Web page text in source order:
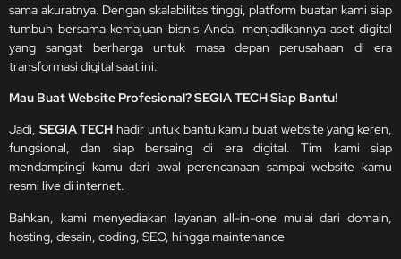
sama akuratnya. Dengan skalabilitas tinggi, platform buatan kami siap
tumbuh bersama kemajuan bisnis Anda, menjadikannya aset digital
yang sangat berharga untuk masa depan perusahaan di era
transformasi digital saat ini.
Mau Buat Website Profesional? SEGIA TECH Siap Bantu!
Jadi, SEGIA TECH hadir untuk bantu kamu buat website yang keren,
fungsional, dan siap bersaing di era digital. Tim kami siap
mendampingi kamu dari awal perencanaan sampai website kamu
resmi live di internet.
Bahkan, kami menyediakan layanan all-in-one mulai dari domain,
hosting, desain, coding, SEO, hingga maintenance